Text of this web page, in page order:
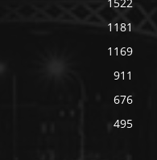
1522
1181
1169
911
676
495